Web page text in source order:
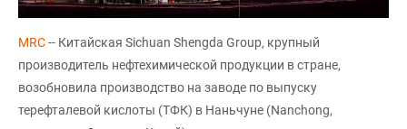
MRC-- Китайская Sichuan Shengda Group, крупный
производитель нефтехимической продукции в стране,
возобновила производство на заводе по выпуску
терефталевой кислоты (ТФК) в Наньчуне (Nanchong,